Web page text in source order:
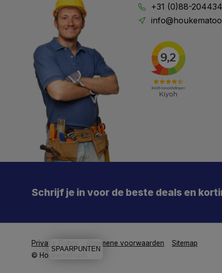
+31 (0)88-
Schrijf je in voor de beste deals en
Privacy Policy Algemene voorwaarden
Sitemap
© HoukemaTools
Meld je aan en mis geen enkele actie, aanbieding
of nieuwe deal meer. Én je krijgt direct €5 korting!
Aanmelden
SPAARPUNTEN